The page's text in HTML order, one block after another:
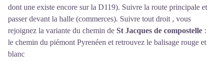
dont une existe encore sur la D119). Suivre la route principale et
passer devant la halle (commerces). Suivre tout droit , vous
rejoignez la variante du chemin de St Jacques de compostelle :
le chemin du piémont Pyrenéen et retrouvez le balisage rouge et
blanc